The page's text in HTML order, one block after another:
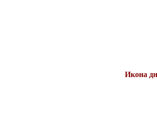
Икона